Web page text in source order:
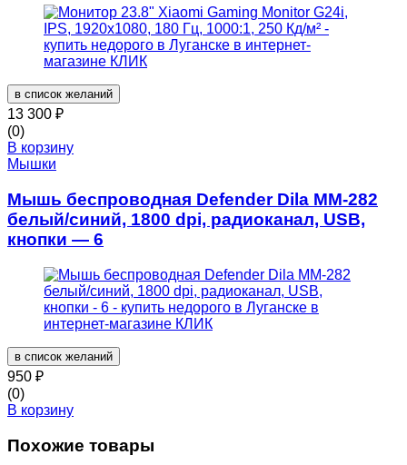
в список желаний
13 300 ₽
(0)
В корзину
Мышки
Мышь беспроводная Defender Dila MM-282
белый/синий, 1800 dpi, радиоканал, USB,
кнопки — 6
в список желаний
950 ₽
(0)
В корзину
Похожие товары